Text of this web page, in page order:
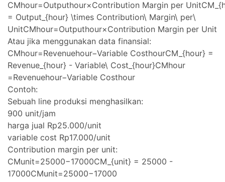
CMhour=Outputhour×Contribution Margin per
= Output_{hour} \times Contribution\ Margin\ per\
UnitCMhour​=Outputhour​×Contribution Margin per Unit
Atau jika menggunakan data finansial:
CMhour=Revenuehour−Variable CosthourCM_{hour} =
Revenue_{hour} - Variable\ Cost_{hour}CMhour​
=Revenuehour​−Variable Costhour​
Contoh:
Sebuah line produksi menghasilkan:
900 unit/jam
harga jual Rp25.000/unit
variable cost Rp17.000/unit
Contribution margin per unit:
CMunit=25000−17000CM_{unit} = 25000 -
17000CMunit​=25000−17000